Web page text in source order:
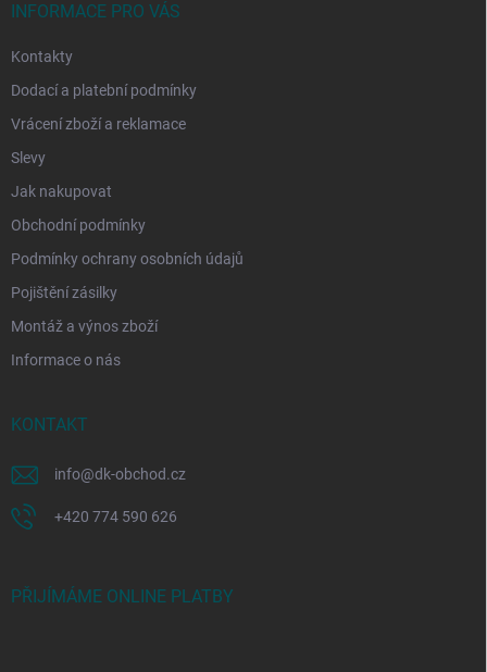
INFORMACE PRO VÁS
Kontakty
Dodací a platební podmínky
Vrácení zboží a reklamace
Slevy
Jak nakupovat
Obchodní podmínky
Podmínky ochrany osobních údajů
Pojištění zásilky
Montáž a výnos zboží
Informace o nás
KONTAKT
info@dk-obchod.cz
+420 774 590 626
PŘIJÍMÁME ONLINE PLATBY